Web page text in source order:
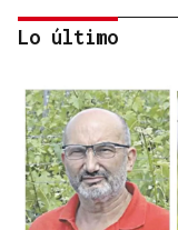
Lo último